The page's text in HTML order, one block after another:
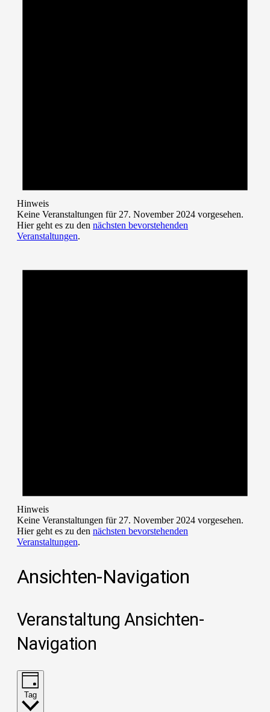
Hinweis
Keine Veranstaltungen für 27. November 2024 vorgesehen.
Hier geht es zu den nächsten bevorstehenden
Veranstaltungen.
Hinweis
Keine Veranstaltungen für 27. November 2024 vorgesehen.
Hier geht es zu den nächsten bevorstehenden
Veranstaltungen.
Ansichten-Navigation
Veranstaltung Ansichten-
Navigation
Tag